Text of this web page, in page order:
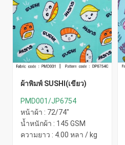
ผ้าพิมพ์ SUSHI(เขียว)
PMD001/JP6754
หน้าผ้า : 72/74"
น้ำหนักผ้า : 145 GSM
ความยาว : 4.00 หลา / kg